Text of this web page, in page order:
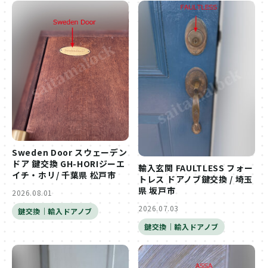
Sweden Door スウェーデン
ドア 鍵交換 GH-HORIジーエ
イチ・ホリ/ 千葉県 松戸市
2026.08.01
鍵交換｜輸入ドアノブ
輸入玄関 FAULTLESS フォー
トレス ドアノブ鍵交換 / 埼玉
県 坂戸市
2026.07.03
鍵交換｜輸入ドアノブ